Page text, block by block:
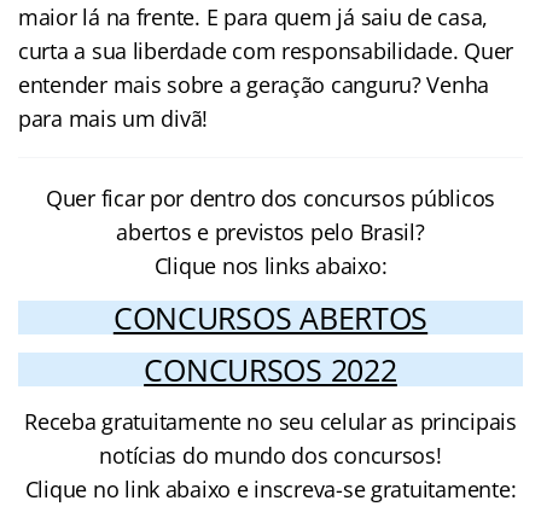
maior lá na frente. E para quem já saiu de casa,
curta a sua liberdade com responsabilidade. Quer
entender mais sobre a geração canguru? Venha
para mais um divã!
Quer ficar por dentro dos concursos públicos
abertos e previstos pelo Brasil?
Clique nos links abaixo:
CONCURSOS ABERTOS
CONCURSOS 2022
Receba gratuitamente no seu celular as principais
notícias do mundo dos concursos!
Clique no link abaixo e inscreva-se gratuitamente: